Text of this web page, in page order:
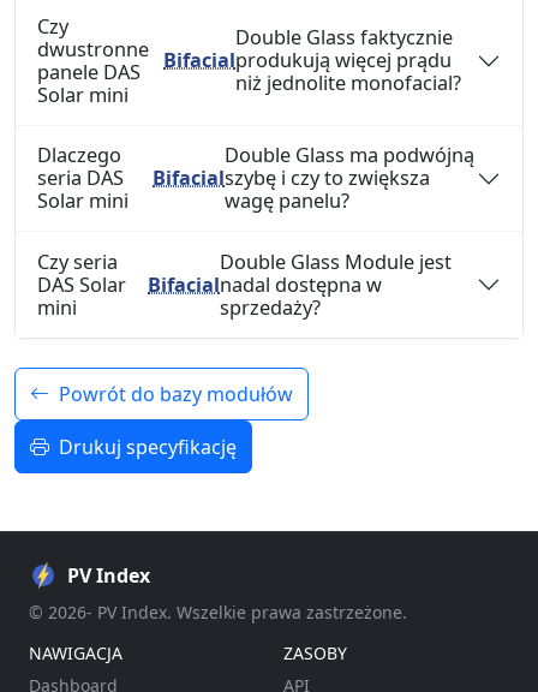
Czy
dwustronne
panele DAS
Solar mini
Bifacial
Double Glass faktycznie
produkują więcej prądu
niż jednolite monofacial?
Dlaczego
seria DAS
Solar mini
Bifacial
Double Glass ma podwójną
szybę i czy to zwiększa
wagę panelu?
Czy seria
DAS Solar
mini
Bifacial
Double Glass Module jest
nadal dostępna w
sprzedaży?
Powrót do bazy modułów
Drukuj specyfikację
PV Index
© 2026- PV Index. Wszelkie prawa zastrzeżone.
NAWIGACJA
Dashboard
ZASOBY
API